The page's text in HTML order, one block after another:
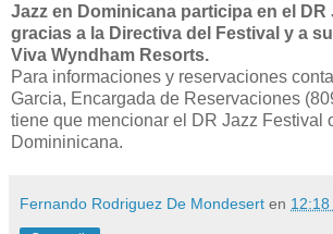
Jazz en Dominicana participa en el DR
gracias a la Directiva del Festival y a
Viva Wyndham Resorts.
Para informaciones y reservaciones
Garcia, Encargada de Reservaciones
tiene que mencionar el DR Jazz Festival
Domininicana.
Fernando Rodriguez De Mondesert en 12:18